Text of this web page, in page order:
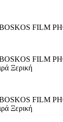
FILM
FILM
Ξερική
FILM
Ξερική